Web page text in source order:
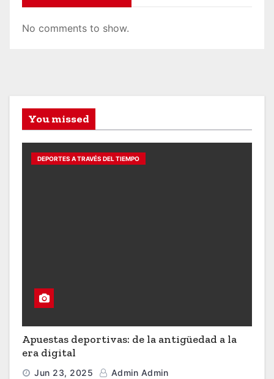
No comments to show.
You missed
DEPORTES A TRAVÉS DEL TIEMPO
Apuestas deportivas: de la antigüedad a la
era digital
Jun 23, 2025 Admin Admin